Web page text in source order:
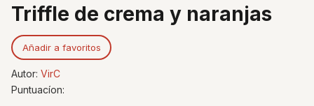
Triffle de crema y naranjas
Añadir a favoritos
Autor: VirC
Puntuacíon: